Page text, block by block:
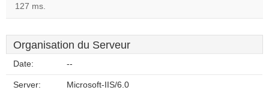
127 ms.
Organisation du Serveur
Date: --
Server: Microsoft-IIS/6.0